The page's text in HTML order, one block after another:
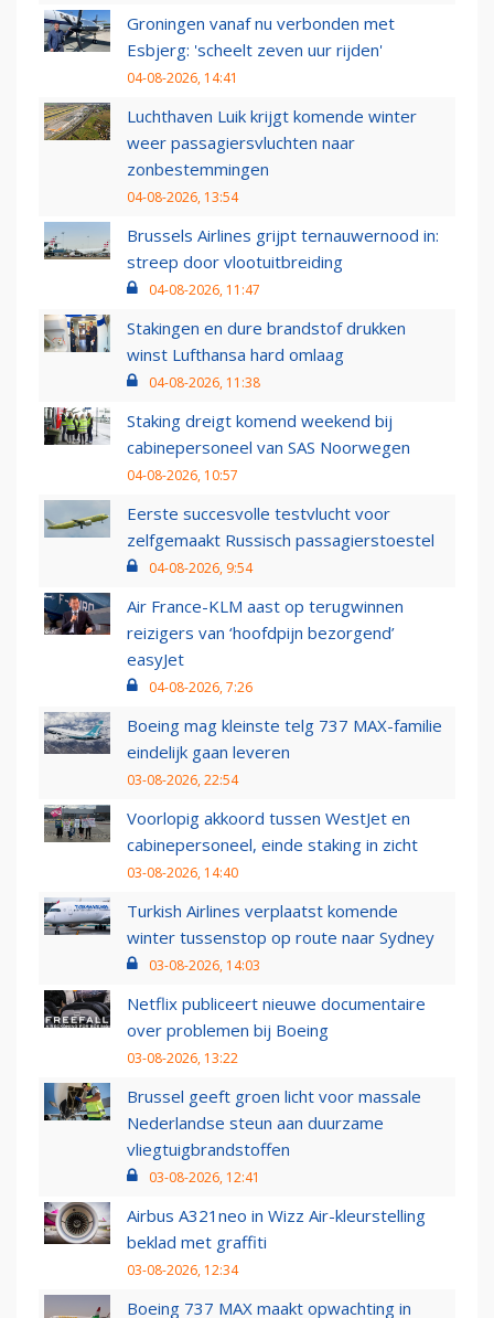
Groningen vanaf nu verbonden met
Esbjerg: 'scheelt zeven uur rijden'
04-08-2026, 14:41
Luchthaven Luik krijgt komende winter
weer passagiersvluchten naar
zonbestemmingen
04-08-2026, 13:54
Brussels Airlines grijpt ternauwernood in:
streep door vlootuitbreiding
04-08-2026, 11:47
Stakingen en dure brandstof drukken
winst Lufthansa hard omlaag
04-08-2026, 11:38
Staking dreigt komend weekend bij
cabinepersoneel van SAS Noorwegen
04-08-2026, 10:57
Eerste succesvolle testvlucht voor
zelfgemaakt Russisch passagierstoestel
04-08-2026, 9:54
Air France-KLM aast op terugwinnen
reizigers van ‘hoofdpijn bezorgend’
easyJet
04-08-2026, 7:26
Boeing mag kleinste telg 737 MAX-familie
eindelijk gaan leveren
03-08-2026, 22:54
Voorlopig akkoord tussen WestJet en
cabinepersoneel, einde staking in zicht
03-08-2026, 14:40
Turkish Airlines verplaatst komende
winter tussenstop op route naar Sydney
03-08-2026, 14:03
Netflix publiceert nieuwe documentaire
over problemen bij Boeing
03-08-2026, 13:22
Brussel geeft groen licht voor massale
Nederlandse steun aan duurzame
vliegtuigbrandstoffen
03-08-2026, 12:41
Airbus A321neo in Wizz Air-kleurstelling
beklad met graffiti
03-08-2026, 12:34
Boeing 737 MAX maakt opwachting in